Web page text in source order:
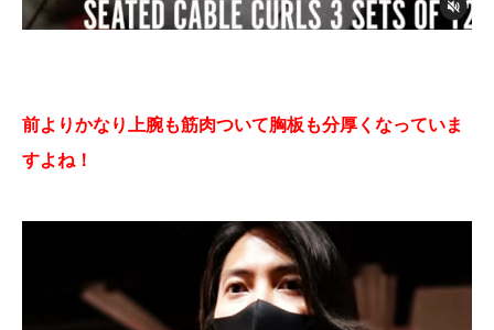
前よりかなり上腕も筋肉ついて胸板も分厚くなっていま
すよね！